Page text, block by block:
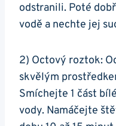
odstranili. ⁢Poté
vodě a nechte jej
2) Octový roztok:
‍skvělým
Smíchejte 1 část
vody. Namáčejte